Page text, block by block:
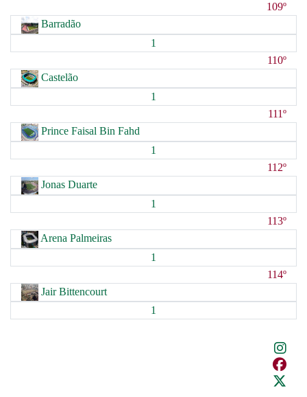
109º
Barradão
1
110º
Castelão
1
111º
Prince Faisal Bin Fahd
1
112º
Jonas Duarte
1
113º
Arena Palmeiras
1
114º
Jair Bittencourt
1